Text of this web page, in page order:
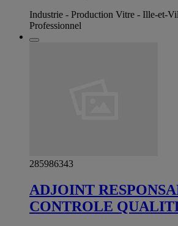
Industrie - Production Vitre - Ille-et-
Professionnel
285986343
ADJOINT
CONTROLE